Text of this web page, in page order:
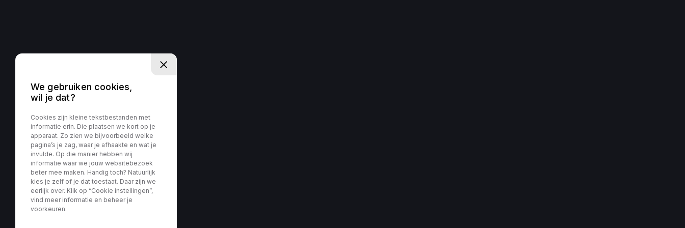
We gebruiken cookies,
wil je dat?
Cookies zijn kleine tekstbestanden met
informatie erin. Die plaatsen we kort op je
apparaat. Zo zien we bijvoorbeeld welke
pagina’s je zag, waar je afhaakte en wat je
invulde. Op die manier hebben wij
informatie waar we jouw websitebezoek
beter mee maken. Handig toch? Natuurlijk
kies je zelf of je dat toestaat. Daar zijn we
eerlijk over. Klik op “Cookie instellingen”,
vind meer informatie en beheer je
voorkeuren.